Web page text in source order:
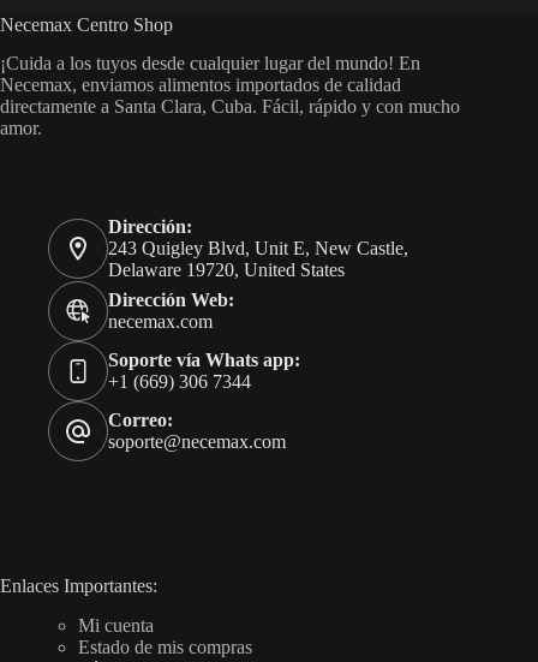
Necemax Centro Shop
¡Cuida a los tuyos desde cualquier lugar del mundo! En
Necemax, enviamos alimentos importados de calidad
directamente a Santa Clara, Cuba. Fácil, rápido y con mucho
amor.
Dirección:
243 Quigley Blvd, Unit E, New Castle,
Delaware 19720, United States
Dirección Web:
necemax.com
Soporte vía Whats app:
+1 (669) 306 7344
Correo:
soporte@necemax.com
Enlaces Importantes:
Mi cuenta
Estado de mis compras